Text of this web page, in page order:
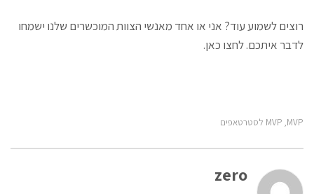
רוצים לשמוע עוד? אני או אחד מאנשי הצוות המוכשרים שלנו ישמחו
לדבר איתכם.לחצו כאן.
MVP
, MVP לסטרטאפים
zero